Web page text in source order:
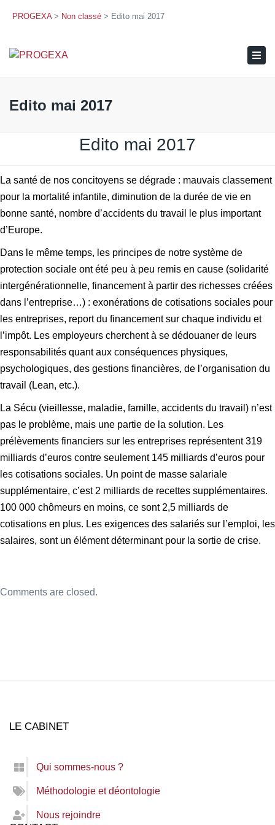
PROGEXA> Non classé > Edito mai 2017
Edito mai 2017
Edito mai 2017
La santé de nos concitoyens se dégrade : mauvais classement
pour la mortalité infantile, diminution de la durée de vie en
bonne santé, nombre d’accidents du travail le plus important
d’Europe.
Dans le même temps, les principes de notre système de
protection sociale ont été peu à peu remis en cause (solidarité
intergénérationnelle, financement à partir des richesses créées
dans l’entreprise…) : exonérations de cotisations sociales pour
les entreprises, report du financement sur chaque individu et
l’impôt. Les employeurs cherchent à se dédouaner de leurs
responsabilités quant aux conséquences physiques,
psychologiques, des gestions financières, de l’organisation du
travail (Lean, etc.).
La Sécu (vieillesse, maladie, famille, accidents du travail) n’est
pas le problème, mais une partie de la solution. Les
prélèvements financiers sur les entreprises représentent 319
milliards d’euros contre seulement 145 milliards d’euros pour
les cotisations sociales. Un point de masse salariale
supplémentaire, c’est 2 milliards de recettes supplémentaires.
100 000 chômeurs en moins, ce sont 2,5 milliards de
cotisations en plus. Les exigences des salariés sur l’emploi, les
salaires, sont un élément déterminant pour la sortie de crise.
Comments are closed.
LE CABINET
Qui sommes-nous ?
Méthodologie et déontologie
Nous rejoindre